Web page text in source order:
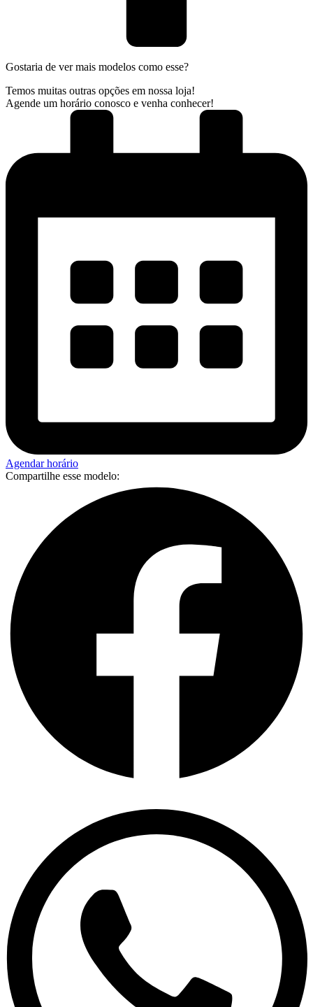
Gostaria de ver mais modelos como esse?
Temos muitas outras opções em nossa loja!
Agende um horário conosco e venha conhecer!
Agendar horário
Compartilhe esse modelo: